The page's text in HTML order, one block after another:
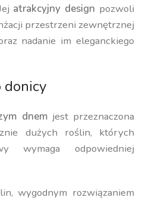
atrakcyjny design pozwoli
przestrzeni zewnętrznej
nadanie im eleganckiego
donicy
dnemjest przeznaczona
dużych roślin, których
wymaga odpowiedniej
wygodnym rozwiązaniem